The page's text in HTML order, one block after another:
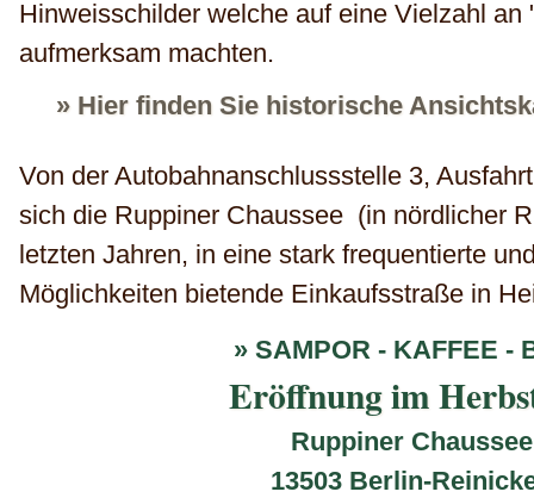
Hinweisschilder welche auf eine Vielzahl an
aufmerksam machten.
» Hier finden Sie historische
Von der Autobahnanschlussstelle 3,
sich die Ruppiner Chaussee (in nördlicher
letzten Jahren, in eine stark frequentierte
Möglichkeiten bietende Einkaufsstraße in
» SAMPOR - KAFFEE -
Eröffnung im
Ruppiner
13503 Berlin-